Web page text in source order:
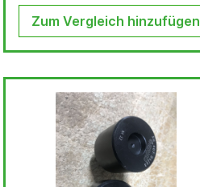
Zum Vergleich hinzufügen